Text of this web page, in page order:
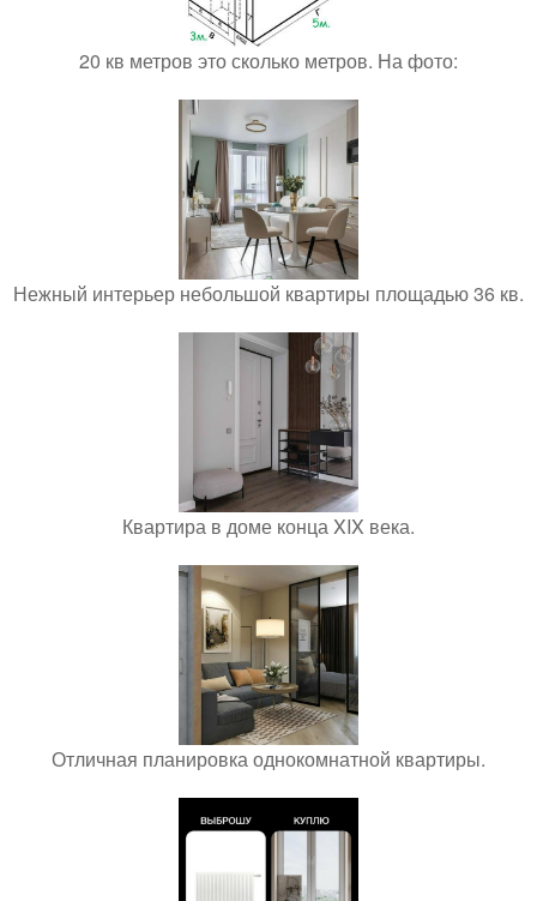
20 кв метров это сколько метров. На фото:
Нежный интерьер небольшой квартиры площадью 36 кв.
Квартира в доме конца XIX века.
Отличная планировка однокомнатной квартиры.